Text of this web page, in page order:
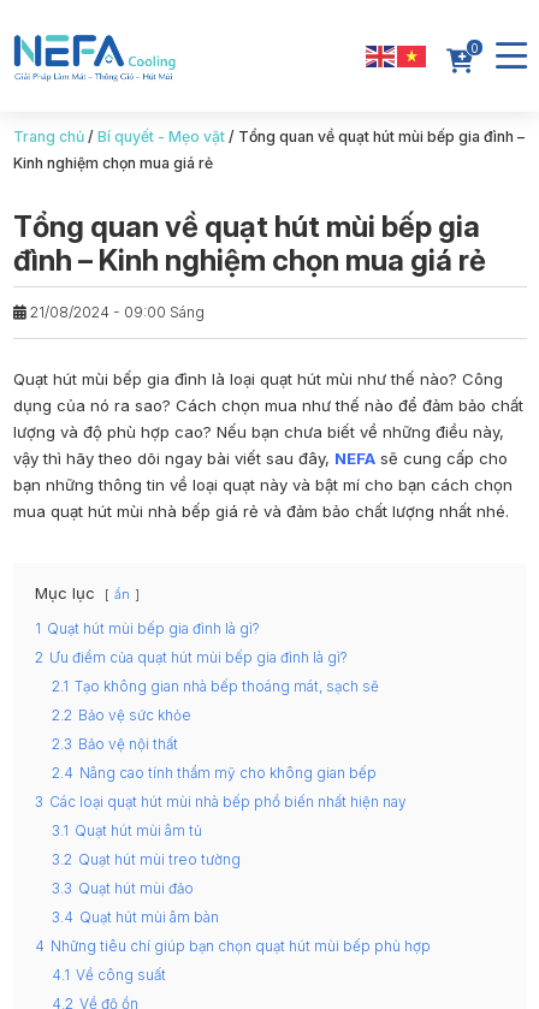
0
Trang chủ/ Bí quyết - Mẹo vặt/ Tổng quan về quạt hút mùi bếp gia đình –
Kinh nghiệm chọn mua giá rẻ
Tổng quan về quạt hút mùi bếp gia
đình – Kinh nghiệm chọn mua giá rẻ
21/08/2024 - 09:00 Sáng
Quạt hút mùi bếp gia đình là loại quạt hút mùi như thế nào? Công
dụng của nó ra sao? Cách chọn mua như thế nào để đảm bảo chất
lượng và độ phù hợp cao? Nếu bạn chưa biết về những điều này,
vậy thì hãy theo dõi ngay bài viết sau đây, NEFAsẽ cung cấp cho
bạn những thông tin về loại quạt này và bật mí cho bạn cách chọn
mua quạt hút mùi nhà bếp giá rẻ và đảm bảo chất lượng nhất nhé.
Mục lục ẩn
1 Quạt hút mùi bếp gia đình là gì?
2 Ưu điểm của quạt hút mùi bếp gia đình là gì?
2.1 Tạo không gian nhà bếp thoáng mát, sạch sẽ
2.2 Bảo vệ sức khỏe
2.3 Bảo vệ nội thất
2.4 Nâng cao tính thẩm mỹ cho không gian bếp
3 Các loại quạt hút mùi nhà bếp phổ biến nhất hiện nay
3.1 Quạt hút mùi âm tủ
3.2 Quạt hút mùi treo tường
3.3 Quạt hút mùi đảo
3.4 Quạt hút mùi âm bàn
4 Những tiêu chí giúp bạn chọn quạt hút mùi bếp phù hợp
4.1 Về công suất
4.2 Về độ ồn